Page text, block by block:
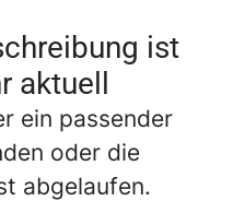
ist
aktuell
ein passender
oder die
abgelaufen.